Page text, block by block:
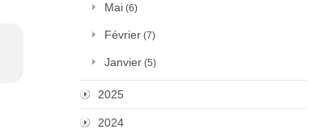
Mai (6)
Février (7)
Janvier (5)
2025
2024